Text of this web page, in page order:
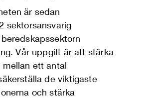
är sedan
sektorsansvarig
Vår uppgift är att stärka
mellan ett antal
de viktigaste
och stärka